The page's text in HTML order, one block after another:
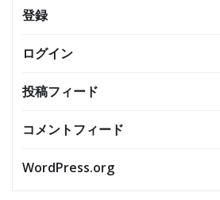
登録
ログイン
投稿フィード
コメントフィード
WordPress.org